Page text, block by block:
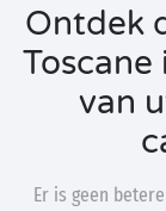
Ontdek
van
Er is geen